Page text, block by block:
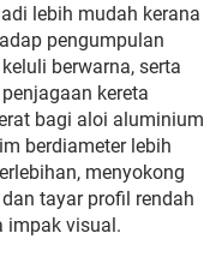
lebih mudah kerana
pengumpulan
berwarna, serta
kereta
bagi aloi aluminium
berdiameter lebih
menyokong
tayar profil rendah
impak visual.